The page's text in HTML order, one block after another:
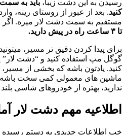
رسیدن به این دشت زیبا، باید به
کنید. بعد از عبور از روستای رینه،
مستقیم به سمت دشت لار میره. اگر
تا ۳ ساعت راه در پیش دارید.
برای پیدا کردن دقیق تر مسیر،
گوگل مپ استفاده کنید و “دشت لار”
کنید. یادتون باشه که بخشی از
ماشین های معمولی کمی سخت
ندارید، بهتره از خودروهای شاسی بلند
اطلاعیه مهم دشت لار
خب اطلاعات جدیدی به دستم رسیده